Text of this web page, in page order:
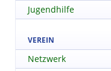
Jugendhilfe
VEREIN
Netzwerk